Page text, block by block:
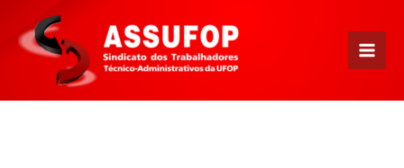
para
conteúdo